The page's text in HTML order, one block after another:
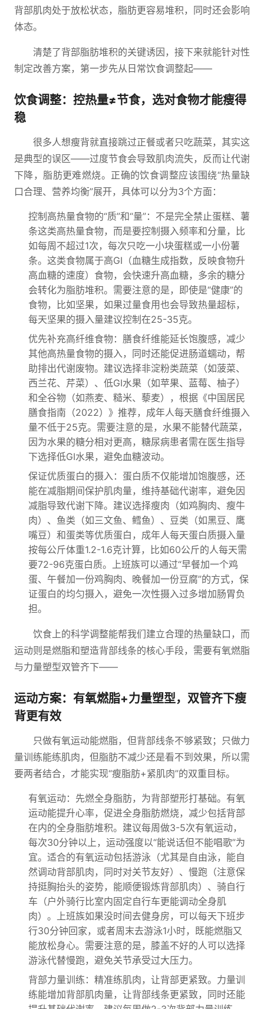
背部肌肉处于放松状态，脂肪更容易堆积，同时还会影响
体态。
清楚了背部脂肪堆积的关键诱因，接下来就能针对性
制定改善方案，第一步先从日常饮食调整起——
饮食调整：控热量≠节食，选对食物才能瘦得
稳
很多人想瘦背就直接跳过正餐或者只吃蔬菜，其实这
是典型的误区——过度节食会导致肌肉流失，反而让代谢
下降，脂肪更难燃烧。正确的饮食调整应该围绕“热量缺
口合理、营养均衡”展开，具体可以分为3个方面：
控制高热量食物的“质”和“量”：不是完全禁止蛋糕、薯
条这类高热量食物，而是要控制摄入频率和分量，比
如每周不超过1次，每次只吃一小块蛋糕或一小份薯
条。这类食物属于高GI（血糖生成指数，反映食物升
高血糖的速度）食物，会快速升高血糖，多余的糖分
会转化为脂肪堆积。需要注意的是，即使是“健康”的
食物，比如坚果，如果过量食用也会导致热量超标，
每天坚果的摄入量建议控制在25-35克。
优先补充高纤维食物：膳食纤维能延长饱腹感，减少
其他高热量食物的摄入，同时还能促进肠道蠕动，帮
助排出代谢废物。建议选择非淀粉类蔬菜（如菠菜、
西兰花、芹菜）、低GI水果（如苹果、蓝莓、柚子）
和全谷物（如燕麦、糙米、藜麦），根据《中国居民
膳食指南（2022）》推荐，成年人每天膳食纤维摄入
量不低于25克。需要注意的是，水果不能替代蔬菜，
因为水果的糖分相对更高，糖尿病患者需在医生指导
下选择低GI水果，避免血糖波动。
保证优质蛋白的摄入：蛋白质不仅能增加饱腹感，还
能在减脂期间保护肌肉量，维持基础代谢率，避免因
减脂导致代谢下降。建议选择瘦肉（如鸡胸肉、瘦牛
肉）、鱼类（如三文鱼、鳕鱼）、豆类（如黑豆、鹰
嘴豆）和蛋类等优质蛋白，成年人每天蛋白质摄入量
按每公斤体重1.2-1.6克计算，比如60公斤的人每天需
要72-96克蛋白质。上班族可以通过“早餐加一个鸡
蛋、午餐加一份鸡胸肉、晚餐加一份豆腐”的方式，保
证蛋白的均匀摄入，避免一次性摄入过多增加肠胃负
担。
饮食上的科学调整能帮我们建立合理的热量缺口，而
运动则是燃脂和塑造背部线条的核心手段，需要有氧燃脂
与力量塑型双管齐下——
运动方案：有氧燃脂+力量塑型，双管齐下瘦
背更有效
只做有氧运动能燃脂，但背部线条不够紧致；只做力
量训练能练肌肉，但脂肪不减少还是看不到效果，所以需
要两者结合，才能实现“瘦脂肪+紧肌肉”的双重目标。
有氧运动：先燃全身脂肪，为背部塑形打基础。有氧
运动能提升心率，促进全身脂肪燃烧，减少包括背部
在内的全身脂肪堆积。建议每周做3-5次有氧运动，
每次30分钟以上，运动强度以“能说话但不能唱歌”为
宜。适合的有氧运动包括游泳（尤其是自由泳，能自
然调动背部肌肉，同时对关节友好）、慢跑（注意保
持挺胸抬头的姿势，能顺便锻炼背部肌肉）、骑自行
车（户外骑行比室内固定自行车更能调动全身肌
肉）。上班族如果没时间去健身房，可以每天下班步
行30分钟回家，或者周末去游泳1小时，既能燃脂又
能放松身心。需要注意的是，膝盖不好的人可以选择
游泳代替慢跑，避免关节承受过大压力。
背部力量训练：精准练肌肉，让背部更紧致。力量训
练能增加背部肌肉量，让背部线条更紧致，同时还能